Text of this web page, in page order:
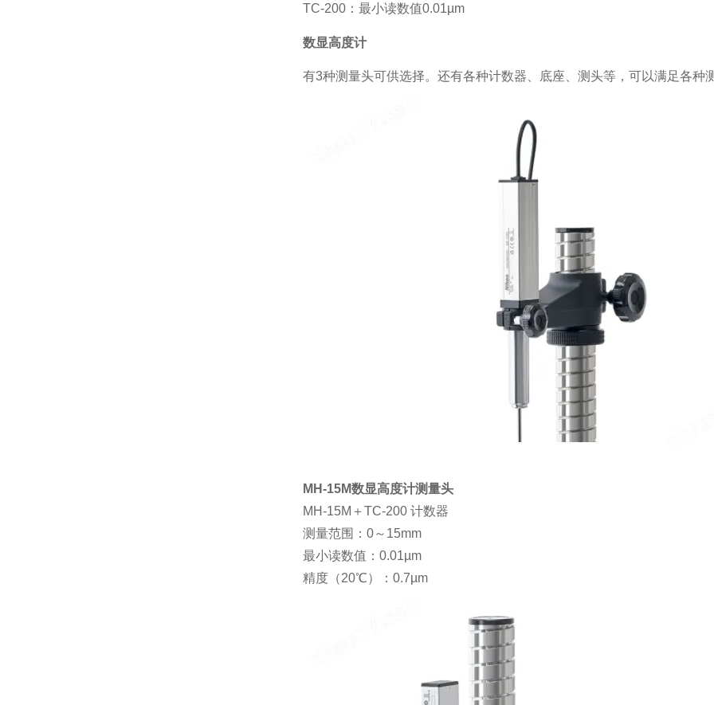
TC-200：最小读数值0.01µm
数显高度计
有3种测量头可供选择。还有各种计数器、底座、测头等，可以满足各种
MH-15M数显高度计测量头
MH-15M＋TC-200 计数器
测量范围：0～15mm
最小读数值：0.01µm
精度（20℃）：0.7µm